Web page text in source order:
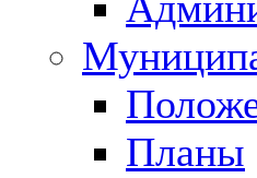
Планы